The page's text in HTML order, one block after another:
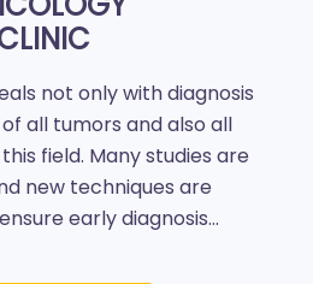
not only with diagnosis
all tumors and also all
field. Many studies are
new techniques are
early diagnosis...